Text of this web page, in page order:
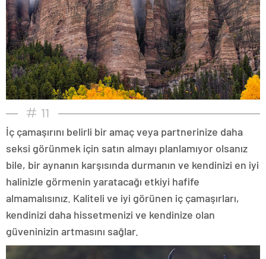
11
İç çamaşırını belirli bir amaç veya partnerinize daha
seksi görünmek için satın almayı planlamıyor olsanız
bile, bir aynanın karşısında durmanın ve kendinizi en iyi
halinizle görmenin yaratacağı etkiyi hafife
almamalısınız. Kaliteli ve iyi görünen iç çamaşırları,
kendinizi daha hissetmenizi ve kendinize olan
güveninizin artmasını sağlar.